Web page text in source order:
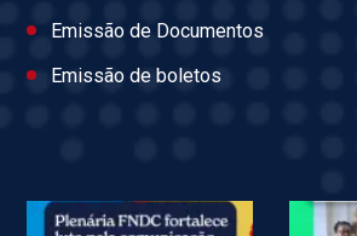
Emissão de Documentos
Emissão de boletos